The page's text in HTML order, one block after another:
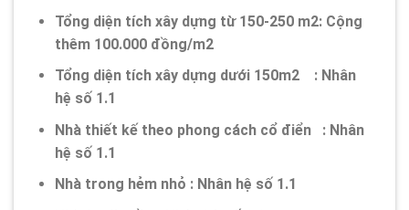
Tổng diện tích xây dựng từ 150-250 m2: Cộng
thêm 100.000 đồng/m2
Tổng diện tích xây dựng dưới 150m2 : Nhân
hệ số 1.1
Nhà thiết kế theo phong cách cổ điển : Nhân
hệ số 1.1
Nhà trong hẻm nhỏ : Nhân hệ số 1.1